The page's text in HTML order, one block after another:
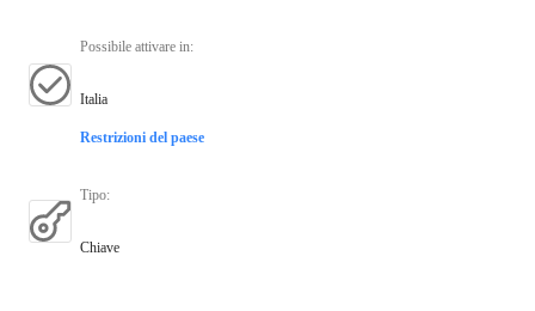
Possibile attivare in:
Italia
Restrizioni del paese
Tipo:
Chiave